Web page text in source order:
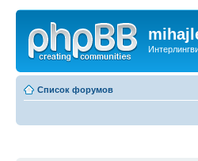
Список форумов